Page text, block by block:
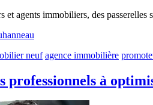
et agents immobiliers, des
neuf agence immobilière
professionnels à